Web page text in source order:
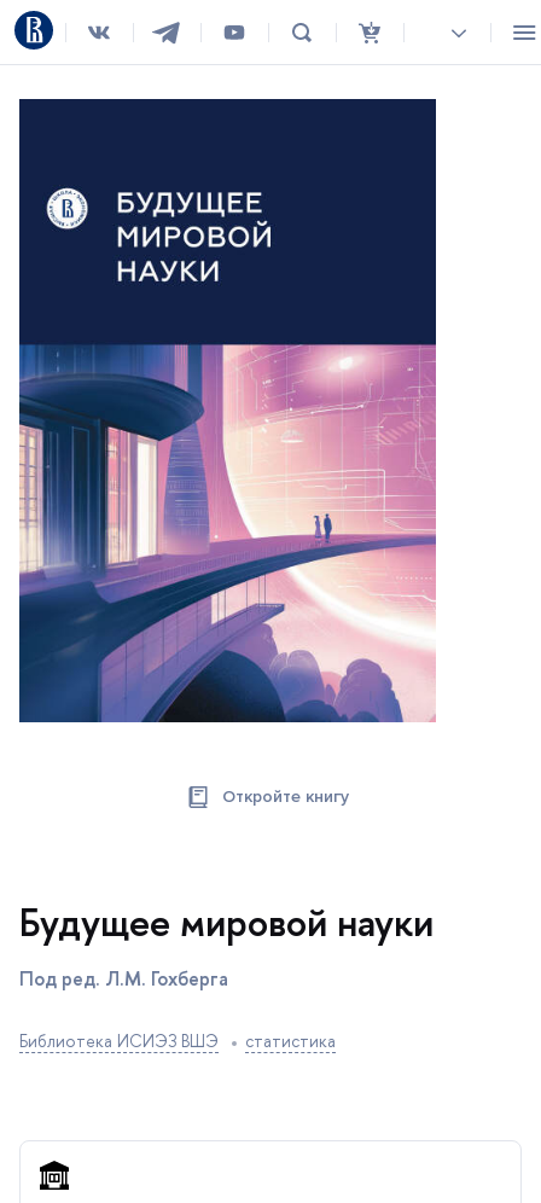
Откройте книгу
Будущее мировой науки
Под ред. Л.М. Гохберга
Библиотека ИСИЭЗ ВШЭ статистика